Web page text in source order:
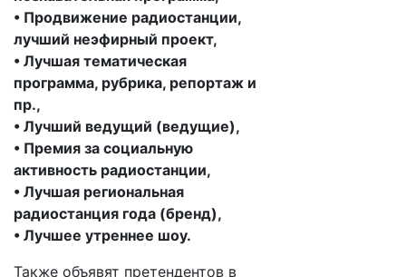
• Продвижение радиостанции,
лучший неэфирный проект,
• Лучшая тематическая
программа, рубрика, репортаж и
пр.,
• Лучший ведущий (ведущие),
• Премия за социальную
активность радиостанции,
• Лучшая региональная
радиостанция года (бренд),
• Лучшее утреннее шоу.
Также объявят претендентов в